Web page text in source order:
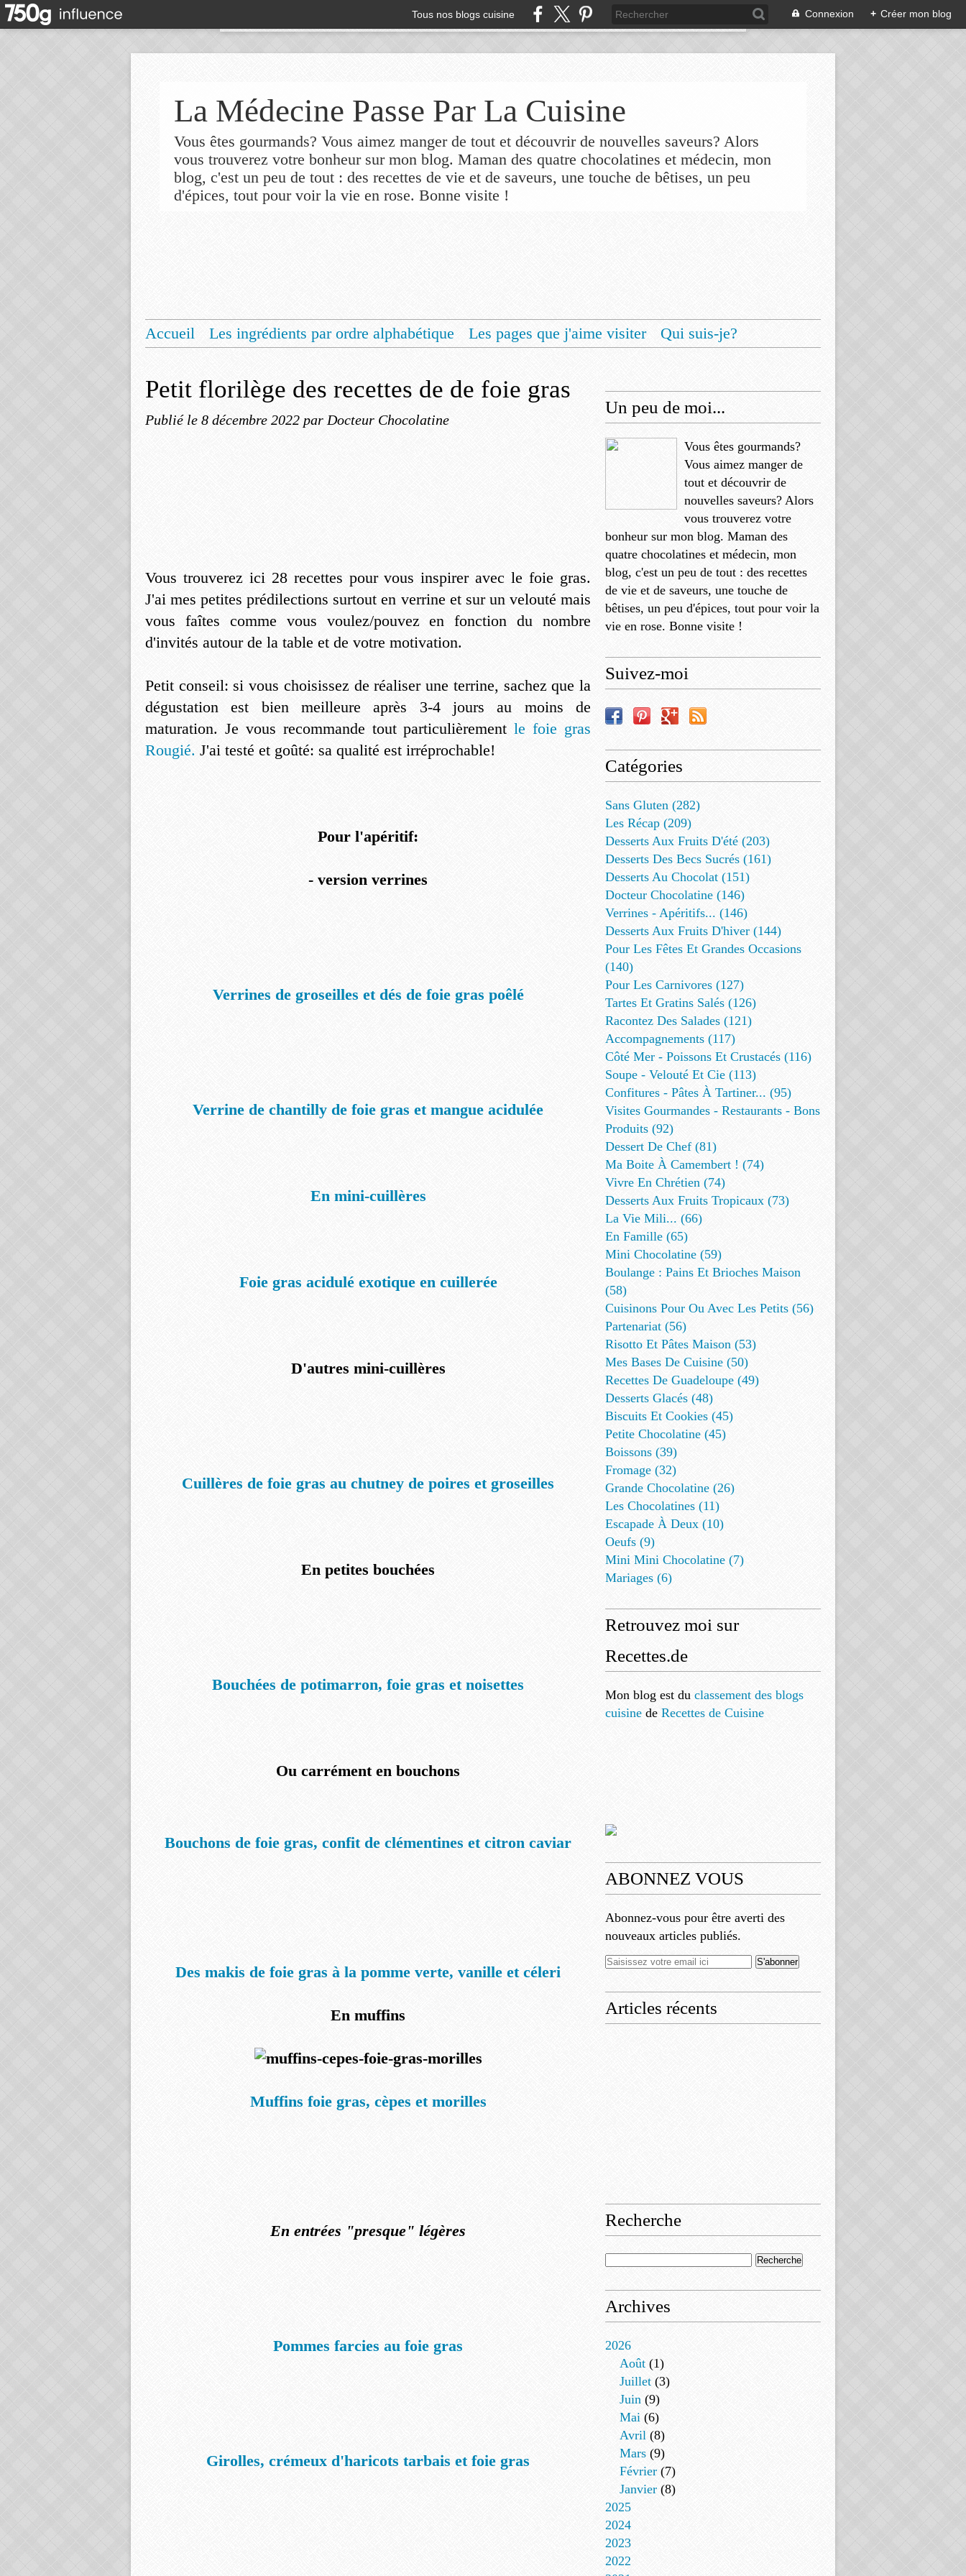
Tous nos blogs cuisine Connexion + Créer mon blog
La Médecine Passe Par La Cuisine
Vous êtes gourmands? Vous aimez manger de tout et découvrir de nouvelles saveurs? Alors
vous trouverez votre bonheur sur mon blog. Maman des quatre chocolatines et médecin, mon
blog, c'est un peu de tout : des recettes de vie et de saveurs, une touche de bêtises, un peu
d'épices, tout pour voir la vie en rose. Bonne visite !
Accueil Les ingrédients par ordre alphabétique Les pages que j'aime visiter
Qui suis-je?
Petit florilège des recettes de de foie gras
Publié le 8 décembre 2022 par Docteur Chocolatine
Vous trouverez ici 28 recettes pour vous inspirer avec le foie gras.
J'ai mes petites prédilections surtout en verrine et sur un velouté mais
vous faîtes comme vous voulez/pouvez en fonction du nombre
d'invités autour de la table et de votre motivation.
Petit conseil: si vous choisissez de réaliser une terrine, sachez que la
dégustation est bien meilleure après 3-4 jours au moins de
maturation. Je vous recommande tout particulièrementle foie gras
Rougié. J'ai testé et goûté: sa qualité est irréprochable!
Pour l'apéritif:
- version verrines
Verrines de groseilles et dés de foie gras poêlé
Verrine de chantilly de foie gras et mangue acidulée
En mini-cuillères
Foie gras acidulé exotique en cuillerée
D'autres mini-cuillères
Cuillères de foie gras au chutney de poires et groseilles
En petites bouchées
Bouchées de potimarron, foie gras et noisettes
Ou carrément en bouchons
Bouchons de foie gras, confit de clémentines et citron caviar
Des makis de foie gras à la pomme verte, vanille et céleri
En muffins
Muffins foie gras, cèpes et morilles
En entrées "presque" légères
Pommes farcies au foie gras
Girolles, crémeux d'haricots tarbais et foie gras
Un peu de moi...
Vous êtes gourmands?
Vous aimez manger de
tout et découvrir de
nouvelles saveurs? Alors
vous trouverez votre
bonheur sur mon blog. Maman des
quatre chocolatines et médecin, mon
blog, c'est un peu de tout : des recettes
de vie et de saveurs, une touche de
bêtises, un peu d'épices, tout pour voir la
vie en rose. Bonne visite !
Suivez-moi
Catégories
Sans Gluten (282)
Les Récap (209)
Desserts Aux Fruits D'été (203)
Desserts Des Becs Sucrés (161)
Desserts Au Chocolat (151)
Docteur Chocolatine (146)
Verrines - Apéritifs... (146)
Desserts Aux Fruits D'hiver (144)
Pour Les Fêtes Et Grandes Occasions
(140)
Pour Les Carnivores (127)
Tartes Et Gratins Salés (126)
Racontez Des Salades (121)
Accompagnements (117)
Côté Mer - Poissons Et Crustacés (116)
Soupe - Velouté Et Cie (113)
Confitures - Pâtes À Tartiner... (95)
Visites Gourmandes - Restaurants - Bons
Produits (92)
Dessert De Chef (81)
Ma Boite À Camembert ! (74)
Vivre En Chrétien (74)
Desserts Aux Fruits Tropicaux (73)
La Vie Mili... (66)
En Famille (65)
Mini Chocolatine (59)
Boulange : Pains Et Brioches Maison
(58)
Cuisinons Pour Ou Avec Les Petits (56)
Partenariat (56)
Risotto Et Pâtes Maison (53)
Mes Bases De Cuisine (50)
Recettes De Guadeloupe (49)
Desserts Glacés (48)
Biscuits Et Cookies (45)
Petite Chocolatine (45)
Boissons (39)
Fromage (32)
Grande Chocolatine (26)
Les Chocolatines (11)
Escapade À Deux (10)
Oeufs (9)
Mini Mini Chocolatine (7)
Mariages (6)
Retrouvez moi sur
Recettes.de
Mon blog est du classement des blogs
cuisine de Recettes de Cuisine
ABONNEZ VOUS
Abonnez-vous pour être averti des
nouveaux articles publiés.
Articles récents
Recherche
Archives
2026
Août (1)
Juillet (3)
Juin (9)
Mai (6)
Avril (8)
Mars (9)
Février (7)
Janvier (8)
2025
2024
2023
2022